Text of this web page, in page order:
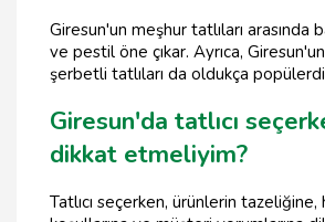
Giresun'un meşhur tatlıları arasında
ve pestil öne çıkar. Ayrıca,
şerbetli tatlıları da oldukça
Giresun'da tatlıcı
dikkat etmeliyim?
Tatlıcı seçerken, ürünlerin tazeliğine,